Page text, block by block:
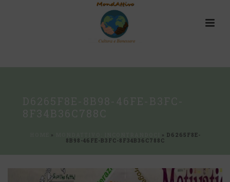
» » D6265F8E-
8B98-46FE-B3FC-8F34B36C788C